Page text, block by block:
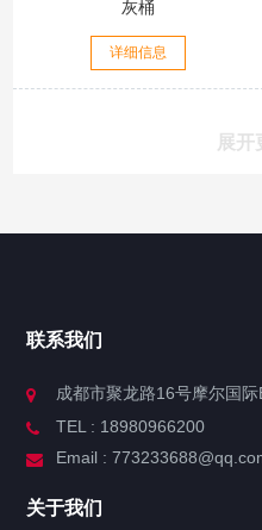
灰桶
详细信息
展开
联系我们
成都市聚龙路16号摩尔国
TEL : 18980966200
Email :
关于我们